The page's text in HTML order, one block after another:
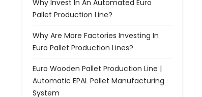
Why Invest In An Automated Euro
Pallet Production Line?
Why Are More Factories Investing In
Euro Pallet Production Lines?
Euro Wooden Pallet Production Line |
Automatic EPAL Pallet Manufacturing
System